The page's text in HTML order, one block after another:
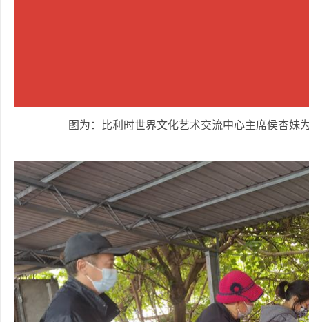
图为：比利时世界文化艺术交流中心主席侯杏妹